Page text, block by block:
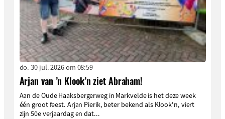
do. 30 jul. 2026 om 08:59
Arjan van ’n Klook’n ziet Abraham!
Aan de Oude Haaksbergerweg in Markvelde is het deze week
één groot feest. Arjan Pierik, beter bekend als Klook'n, viert
zijn 50e verjaardag en dat...